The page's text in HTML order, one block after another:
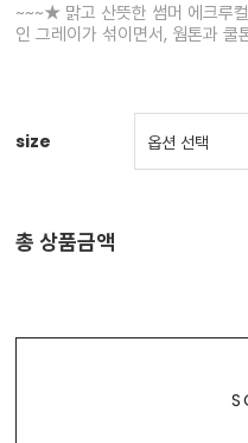
~~~★ 맑고 산뜻한 썸머 에크루
인 그레이가 섞이면서, 웜톤과
size
총 상품금액